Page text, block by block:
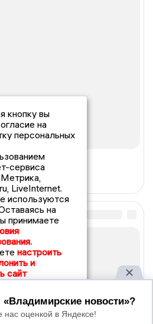
кнопку вы
на
персональных
сервиса
LiveInternet.
используются
на
принимаете
настроить
и
сайт